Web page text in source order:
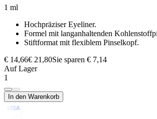
1 ml
Hochpräziser Eyeliner.
Formel mit langanhaltenden
Stiftformat mit flexiblem Pinselkopf.
€ 14,66€ 21,80Sie sparen € 7,14
Auf Lager
1
In den Warenkorb